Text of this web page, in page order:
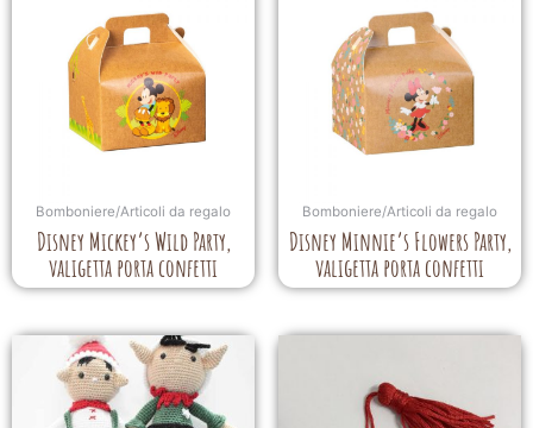
Bomboniere/Articoli da regalo
Disney Mickey’s Wild Party,
valigetta porta confetti
Bomboniere/Articoli da regalo
Disney Minnie’s Flowers Party,
valigetta porta confetti